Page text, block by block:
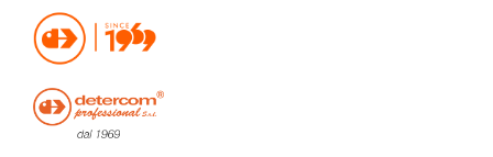
Hello, happy saturday!
Do you need help or want to contact us?
CLICK HERE